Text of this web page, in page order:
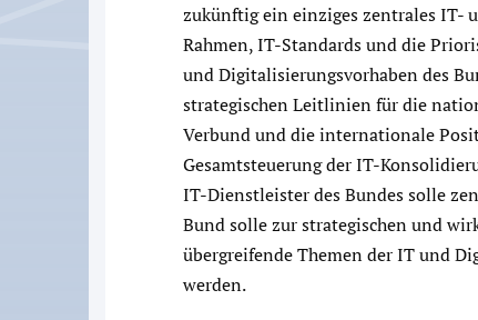
zukünftig ein einziges zentrales IT-
Rahmen, IT-Standards und die
und Digitalisierungsvorhaben des
strategischen Leitlinien für die
Verbund und die internationale
Gesamtsteuerung der IT-
IT-Dienstleister des Bundes solle
Bund solle zur strategischen und
übergreifende Themen der IT und
werden.